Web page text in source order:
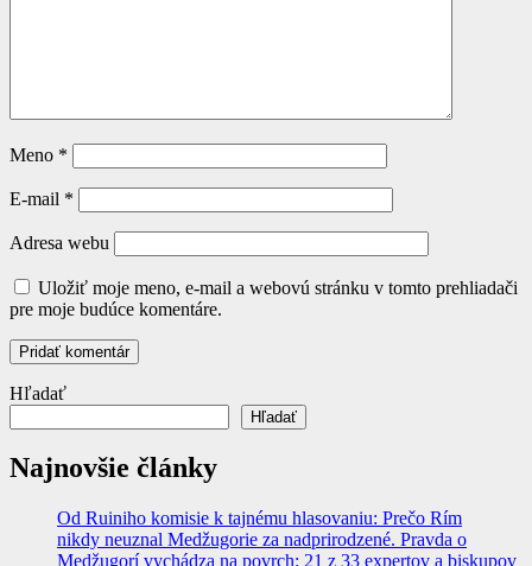
Meno *
E-mail *
Adresa webu
Uložiť moje meno, e-mail a webovú stránku v tomto prehliadači
pre moje budúce komentáre.
Hľadať
Hľadať
Najnovšie články
Od Ruiniho komisie k tajnému hlasovaniu: Prečo Rím
nikdy neuznal Medžugorie za nadprirodzené. Pravda o
Medžugorí vychádza na povrch: 21 z 33 expertov a biskupov